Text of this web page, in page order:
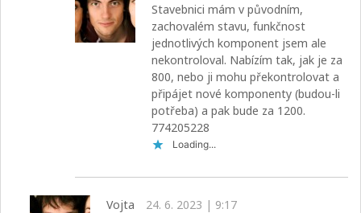
Stavebnici mám v původním,
zachovalém stavu, funkčnost
jednotlivých komponent jsem ale
nekontroloval. Nabízím tak, jak je za
800, nebo ji mohu překontrolovat a
připájet nové komponenty (budou-li
potřeba) a pak bude za 1200.
774205228
Loading...
Vojta
24. 6. 2023 | 9:17